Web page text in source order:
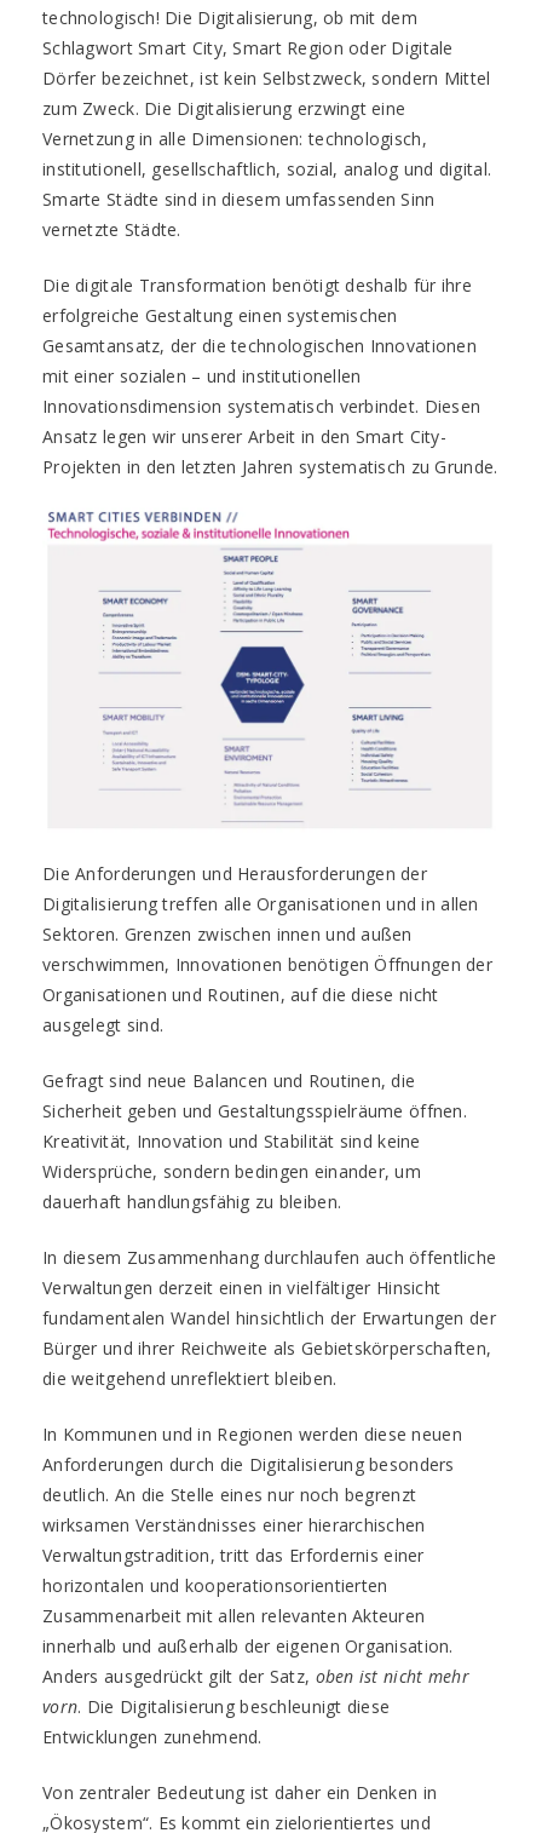
technologisch! Die Digitalisierung, ob mit dem
Schlagwort Smart City, Smart Region oder Digitale
Dörfer bezeichnet, ist kein Selbstzweck, sondern Mittel
zum Zweck. Die Digitalisierung erzwingt eine
Vernetzung in alle Dimensionen: technologisch,
institutionell, gesellschaftlich, sozial, analog und digital.
Smarte Städte sind in diesem umfassenden Sinn
vernetzte Städte.
Die digitale Transformation benötigt deshalb für ihre
erfolgreiche Gestaltung einen systemischen
Gesamtansatz, der die technologischen Innovationen
mit einer sozialen – und institutionellen
Innovationsdimension systematisch verbindet. Diesen
Ansatz legen wir unserer Arbeit in den Smart City-
Projekten in den letzten Jahren systematisch zu Grunde.
Die Anforderungen und Herausforderungen der
Digitalisierung treffen alle Organisationen und in allen
Sektoren. Grenzen zwischen innen und außen
verschwimmen, Innovationen benötigen Öffnungen der
Organisationen und Routinen, auf die diese nicht
ausgelegt sind.
Gefragt sind neue Balancen und Routinen, die
Sicherheit geben und Gestaltungsspielräume öffnen.
Kreativität, Innovation und Stabilität sind keine
Widersprüche, sondern bedingen einander, um
dauerhaft handlungsfähig zu bleiben.
In diesem Zusammenhang durchlaufen auch öffentliche
Verwaltungen derzeit einen in vielfältiger Hinsicht
fundamentalen Wandel hinsichtlich der Erwartungen der
Bürger und ihrer Reichweite als Gebietskörperschaften,
die weitgehend unreflektiert bleiben.
In Kommunen und in Regionen werden diese neuen
Anforderungen durch die Digitalisierung besonders
deutlich. An die Stelle eines nur noch begrenzt
wirksamen Verständnisses einer hierarchischen
Verwaltungstradition, tritt das Erfordernis einer
horizontalen und kooperationsorientierten
Zusammenarbeit mit allen relevanten Akteuren
innerhalb und außerhalb der eigenen Organisation.
Anders ausgedrückt gilt der Satz, oben ist nicht mehr
vorn. Die Digitalisierung beschleunigt diese
Entwicklungen zunehmend.
Von zentraler Bedeutung ist daher ein Denken in
„Ökosystem“. Es kommt ein zielorientiertes und